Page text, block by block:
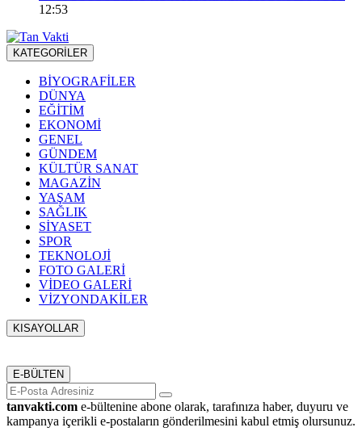
12:53
KATEGORİLER
BİYOGRAFİLER
DÜNYA
EĞİTİM
EKONOMİ
GENEL
GÜNDEM
KÜLTÜR SANAT
MAGAZİN
YAŞAM
SAĞLIK
SİYASET
SPOR
TEKNOLOJİ
FOTO GALERİ
VİDEO GALERİ
VİZYONDAKİLER
KISAYOLLAR
E-BÜLTEN
tanvakti.com e-bültenine abone olarak, tarafınıza haber, duyuru ve
kampanya içerikli e-postaların gönderilmesini kabul etmiş olursunuz.